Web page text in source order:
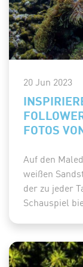
20 Jun 2023
FOTOS
Auf den
weißen
der zu jeder
Schauspiel